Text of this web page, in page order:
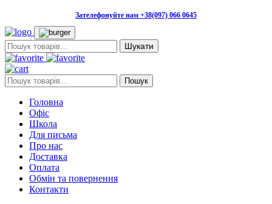
Зателефонуйте нам +38(097) 066 0645
Пошук:
Пошук: Пошук
Головна
Офіс
Школа
Для письма
Про нас
Доставка
Оплата
Обмін та повернення
Контакти